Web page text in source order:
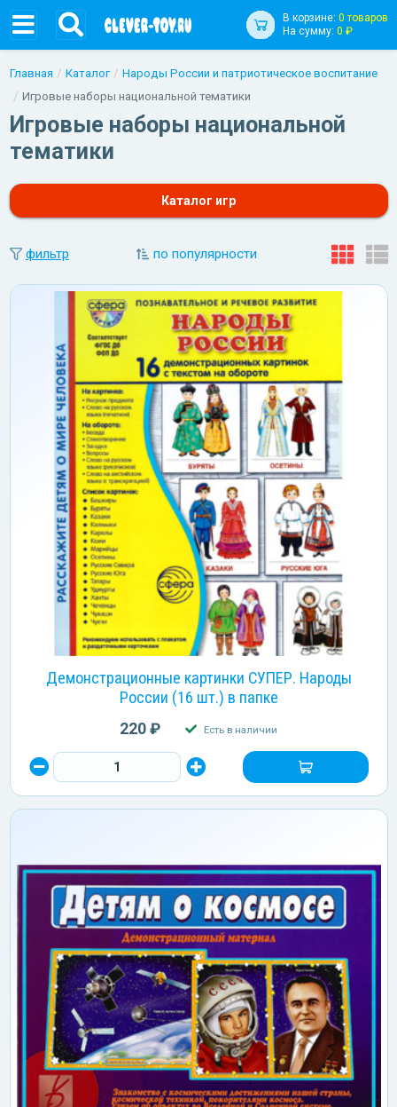
В корзине: 0 товаров
На сумму: 0 ₽
Главная Каталог
Народы России и патриотическое воспитание
Игровые наборы национальной тематики
Игровые наборы национальной
тематики
Каталог игр
фильтр по популярности
Демонстрационные картинки СУПЕР. Народы
России (16 шт.) в папке
220 ₽ Есть в наличии